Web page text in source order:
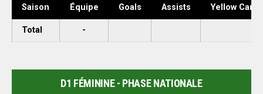
Saison Équipe Goals Assists Yellow Cards
Total -
D1 FÉMININE - PHASE NATIONALE